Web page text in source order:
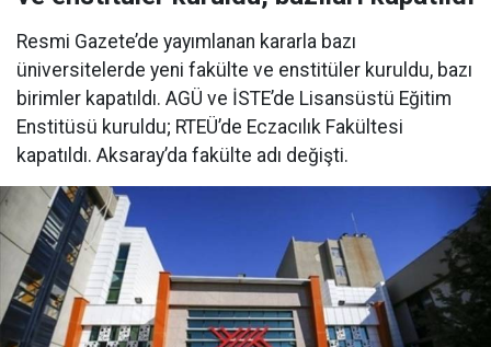
Resmi Gazete’de yayımlanan kararla bazı
üniversitelerde yeni fakülte ve enstitüler kuruldu, bazı
birimler kapatıldı. AGÜ ve İSTE’de Lisansüstü Eğitim
Enstitüsü kuruldu; RTEÜ’de Eczacılık Fakültesi
kapatıldı. Aksaray’da fakülte adı değişti.